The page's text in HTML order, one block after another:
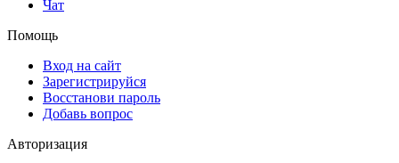
Чат
Помощь
Вход на сайт
Зарегистрируйся
Восстанови пароль
Добавь вопрос
Авторизация